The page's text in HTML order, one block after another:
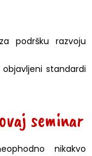
podršku razvoju
standardi
seminar
nikakvo